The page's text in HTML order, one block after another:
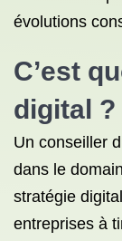
évolutions
C’est
digital ?
Un conseiller
dans le
stratégie
entreprises à